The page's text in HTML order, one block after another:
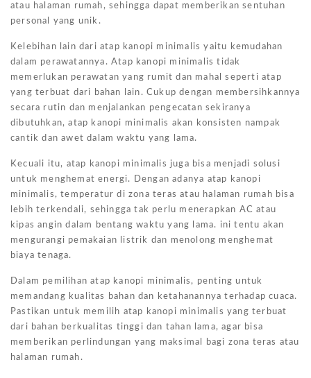
atau halaman rumah, sehingga dapat memberikan sentuhan
personal yang unik.
Kelebihan lain dari atap kanopi minimalis yaitu kemudahan
dalam perawatannya. Atap kanopi minimalis tidak
memerlukan perawatan yang rumit dan mahal seperti atap
yang terbuat dari bahan lain. Cukup dengan membersihkannya
secara rutin dan menjalankan pengecatan sekiranya
dibutuhkan, atap kanopi minimalis akan konsisten nampak
cantik dan awet dalam waktu yang lama.
Kecuali itu, atap kanopi minimalis juga bisa menjadi solusi
untuk menghemat energi. Dengan adanya atap kanopi
minimalis, temperatur di zona teras atau halaman rumah bisa
lebih terkendali, sehingga tak perlu menerapkan AC atau
kipas angin dalam bentang waktu yang lama. ini tentu akan
mengurangi pemakaian listrik dan menolong menghemat
biaya tenaga.
Dalam pemilihan atap kanopi minimalis, penting untuk
memandang kualitas bahan dan ketahanannya terhadap cuaca.
Pastikan untuk memilih atap kanopi minimalis yang terbuat
dari bahan berkualitas tinggi dan tahan lama, agar bisa
memberikan perlindungan yang maksimal bagi zona teras atau
halaman rumah.